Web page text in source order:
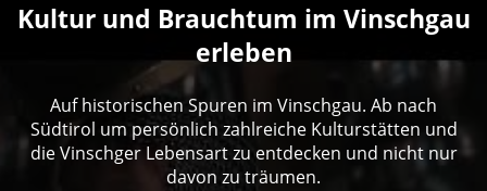
Kultur und Brauchtum im Vinschgau
erleben
Auf historischen Spuren im Vinschgau. Ab nach
Südtirol um persönlich zahlreiche Kulturstätten und
die Vinschger Lebensart zu entdecken und nicht nur
davon zu träumen.